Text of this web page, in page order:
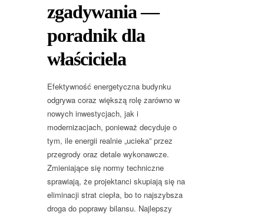
zgadywania —
poradnik dla
właściciela
Efektywność energetyczna budynku
odgrywa coraz większą rolę zarówno w
nowych inwestycjach, jak i
modernizacjach, ponieważ decyduje o
tym, ile energii realnie „ucieka” przez
przegrody oraz detale wykonawcze.
Zmieniające się normy techniczne
sprawiają, że projektanci skupiają się na
eliminacji strat ciepła, bo to najszybsza
droga do poprawy bilansu. Najlepszy